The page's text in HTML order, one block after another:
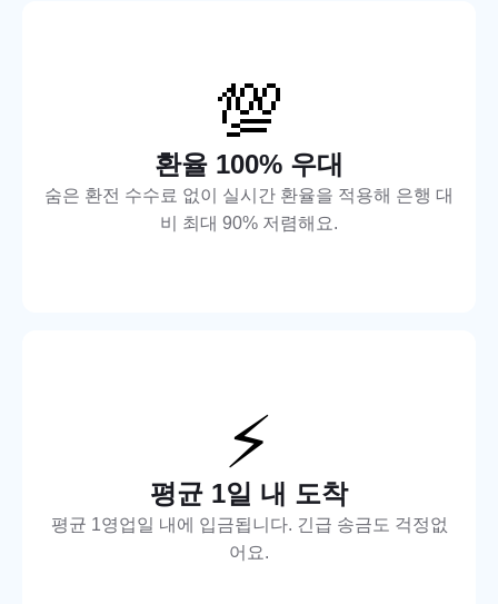
💯
환율 100% 우대
숨은 환전 수수료 없이 실시간 환율을 적용해 은행 대
비 최대 90% 저렴해요.
⚡
평균 1일 내 도착
평균 1영업일 내에 입금됩니다. 긴급 송금도 걱정없
어요.